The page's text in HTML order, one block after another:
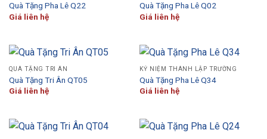
Quà Tặng Pha Lê Q22
Giá liên hệ
Quà Tặng Pha Lê Q02
Giá liên hệ
QUÀ TẶNG TRI ÂN
Quà Tặng Tri Ân QT05
Giá liên hệ
KỶ NIỆM THÀNH LẬP TRƯỜNG
Quà Tặng Pha Lê Q34
Giá liên hệ